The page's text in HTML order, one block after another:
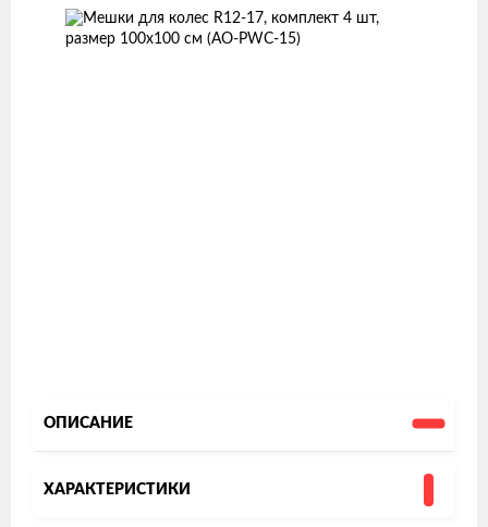
ОПИСАНИЕ
ХАРАКТЕРИСТИКИ